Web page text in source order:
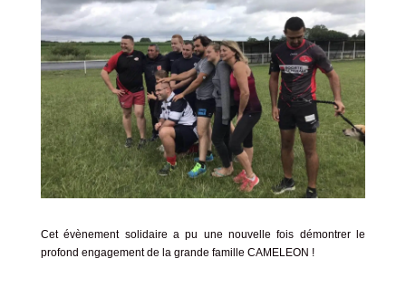
Cet évènement solidaire a pu une nouvelle fois démontrer le
profond engagement de la grande famille CAMELEON !